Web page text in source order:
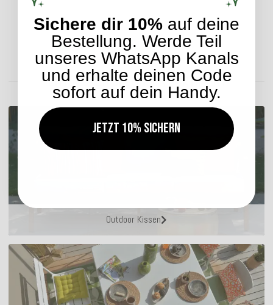
Lieferzeit: ca. 2-4 Werktage
ENTDECKEN SIE UNSER SORTIMENT
Outdoor Kissen
Sichere dir 10% auf deine
Bestellung. Werde Teil
unseres WhatsApp Kanals
und erhalte deinen Code
sofort auf dein Handy.
Jetzt 10% sichern